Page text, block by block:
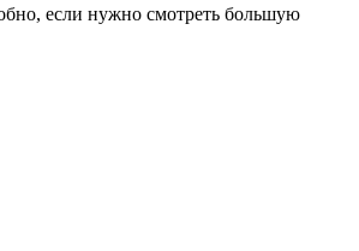
если нужно смотреть большую